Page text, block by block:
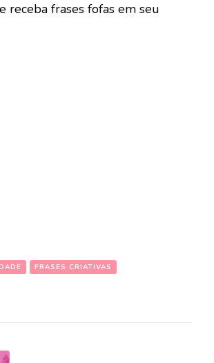
receba frases fofas em seu
FRASES CRIATIVAS